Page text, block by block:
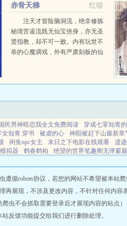
都有自己的武命星辰，化...
红噬
赤骨天梯
注天才冒险脑洞流，绝非修炼
秘境苦逼流既无仙宝傍身，亦无圣
贤指教，却不可一败。内有玩世不
恭的心魔调戏，外有严肃刻板的仙
王名。仙神斥我狂放不羁，妖魔笑
国民男神暗恋我全文免费阅读 穿成七零知青
女知青 穿书 被虐的心 神阳被赶下山最新章
闲鱼npc女主 末日之下电影在线观看 遗
拟器 鹤春鹤柏 绝望的世界笔趣阁无弹窗
深赤色是什么颜色 潘多拉的复仇下卷71后
纱的少女 欲拒还迎电影结局是什么 荒野
古圣王 笔趣阁 如何拒绝室友的过分要求 一
洁身自爱byschade讲的什么 数码驯兽师2wiki
值巅峰 清梦缠春原著免费阅读 欲拒还迎电
神阳的 甲鱼 短剧 网站地图 网站tag地图
循robots协议，若您的网站不希望被本站爬
展现，不涉及更改内容，不针对任何内容
虫不会抓取需要登录后才展现内容的站点
反馈功能提交给我们进行删除处理。